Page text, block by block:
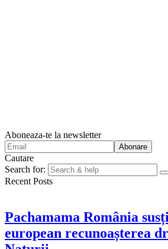
Aboneaza-te la newsletter
Cautare
Search for:
Recent Posts
Pachamama România
european recunoașterea